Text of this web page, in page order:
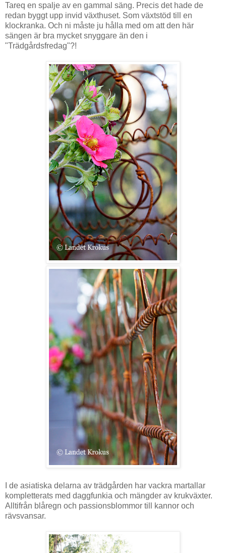
Tareq en spalje av en gammal säng. Precis det hade de
redan byggt upp invid växthuset. Som växtstöd till en
klockranka. Och ni måste ju hålla med om att den här
sängen är bra mycket snyggare än den i
"Trädgårdsfredag"?!
I de asiatiska delarna av trädgården har vackra martallar
kompletterats med daggfunkia och mängder av krukväxter.
Alltifrån blåregn och passionsblommor till kannor och
rävsvansar.